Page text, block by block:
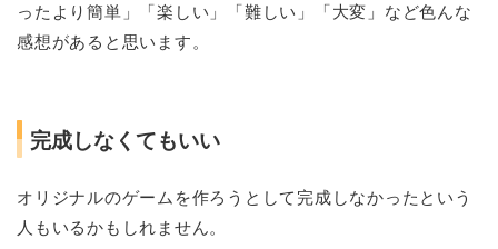
ったより簡単」「楽しい」「難しい」「大変」など色んな
感想があると思います。
完成しなくてもいい
オリジナルのゲームを作ろうとして完成しなかったという
人もいるかもしれません。